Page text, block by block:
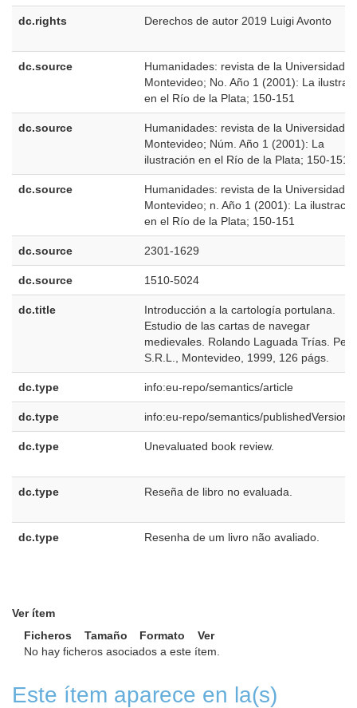
dc.rights Derechos de autor 2019 Luigi Avonto
dc.source
Humanidades: revista de la Universidad
Montevideo; No. Año 1 (2001): La
en el Río de la Plata; 150-151
dc.source
Humanidades: revista de la Universidad
Montevideo; Núm. Año 1 (2001): La
ilustración en el Río de la Plata; 150-151
dc.source
Humanidades: revista de la Universidad
Montevideo; n. Año 1 (2001): La
en el Río de la Plata; 150-151
dc.source 2301-1629
dc.source 1510-5024
dc.title
Introducción a la cartología portulana.
Estudio de las cartas de navegar
medievales. Rolando Laguada Trías.
S.R.L., Montevideo, 1999, 126 págs.
dc.type info:eu-repo/semantics/article
dc.type info:eu-repo/semantics/publishedVersion
dc.type Unevaluated book review.
dc.type Reseña de libro no evaluada.
dc.type Resenha de um livro não avaliado.
Ver ítem
Ficheros
Tamaño Formato
Ver
No hay ficheros asociados a este ítem.
Este ítem aparece en la(s)